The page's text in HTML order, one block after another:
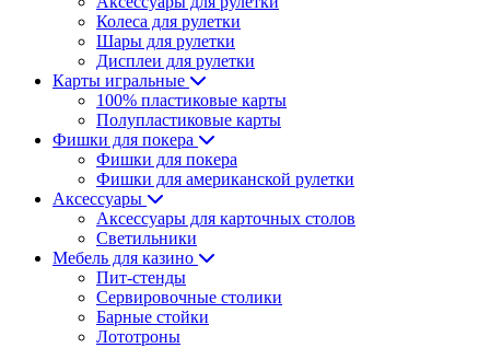
Колеса для рулетки
Шары для рулетки
Дисплеи для рулетки
Карты игральные
100% пластиковые карты
Полупластиковые карты
Фишки для покера
Фишки для покера
Фишки для американской рулетки
Аксессуары
Аксессуары для карточных столов
Светильники
Мебель для казино
Пит-стенды
Сервировочные столики
Барные стойки
Лототроны